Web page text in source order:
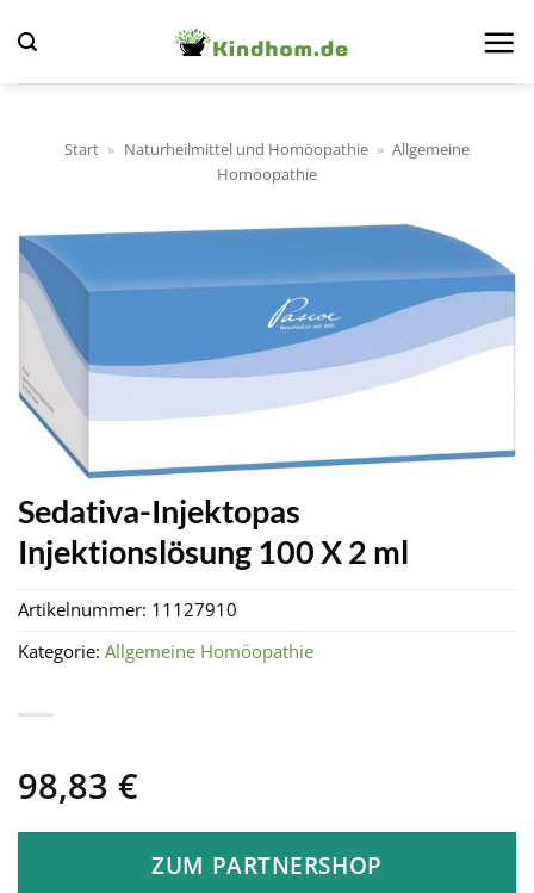
Inhalt
springen
Start » Naturheilmittel und Homöopathie » Allgemeine
Homöopathie
Sedativa-Injektopas
Injektionslösung 100 X 2 ml
98,83 €
ZUM PARTNERSHOP
Artikelnummer: 11127910
Kategorie: Allgemeine Homöopathie